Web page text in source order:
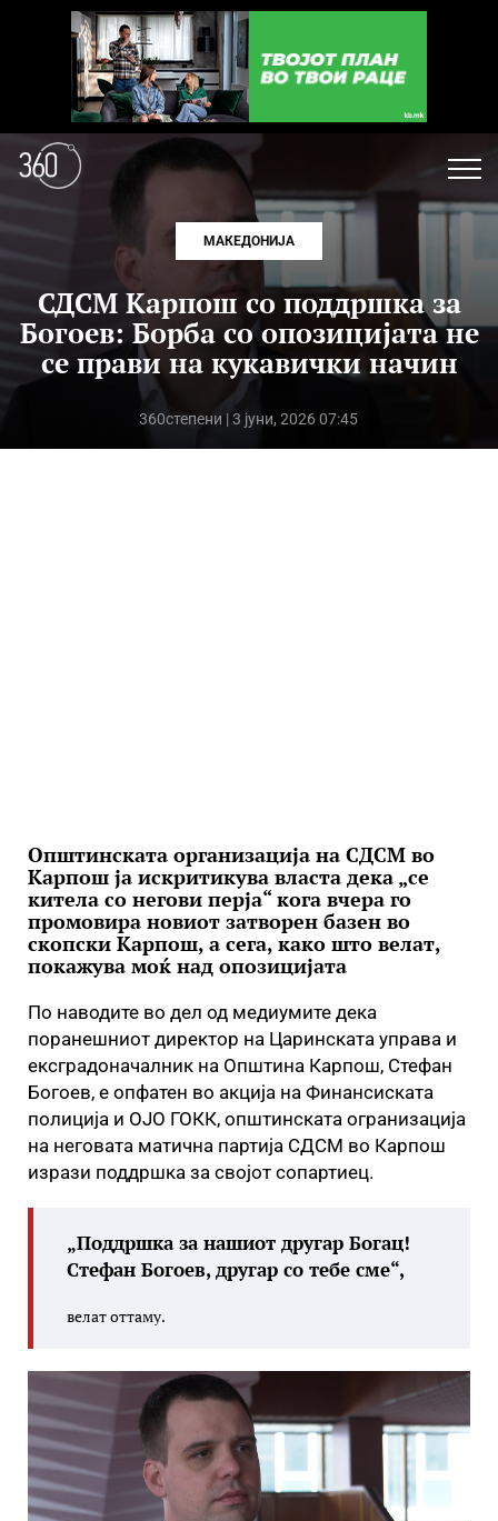
МАКЕДОНИЈА
СДСМ Карпош со поддршка за
Богоев: Борба со опозицијата не
се прави на кукавички начин
360степени | 3 јуни, 2026 07:45
Општинската организација на СДСМ во
Карпош ја искритикува власта дека „се
китела со негови перја“ кога вчера го
промовира новиот затворен базен во
скопски Карпош, а сега, како што велат,
покажува моќ над опозицијата
По наводите во дел од медиумите дека
поранешниот директор на Царинската управа и
ексградоначалник на Општина Карпош, Стефан
Богоев, е опфатен во акција на Финансиската
полиција и ОЈО ГОКК, општинската огранизација
на неговата матична партија СДСМ во Карпош
изрази поддршка за својот сопартиец.
„Поддршка за нашиот другар Богац!
Стефан Богоев, другар со тебе сме“,
велат оттаму.